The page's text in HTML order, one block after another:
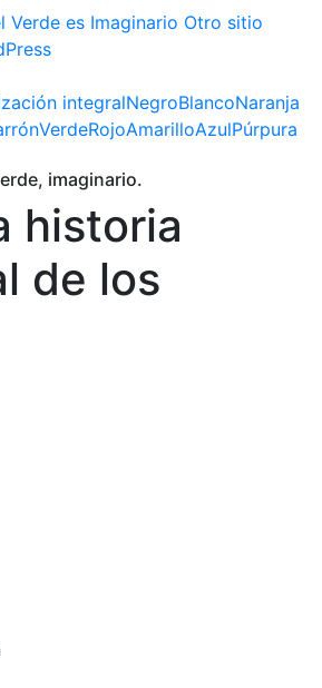
Verde es Imaginario Otro sitio
integralNegroBlancoNaranja
VerdeRojoAmarilloAzulPúrpura
imaginario.
historia
de los